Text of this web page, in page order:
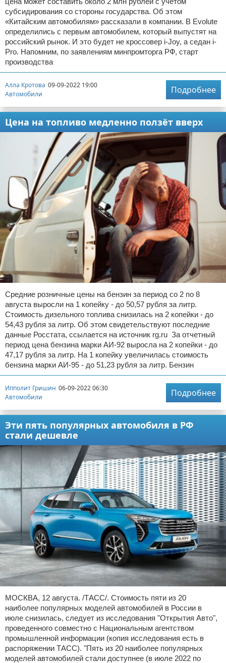
субсидирования со стороны государства. Об этом
«Китайским автомобилям» рассказали в компании. В Evolute
определились с первым автомобилем, который выпустят на
российский рынок. И это будет не кроссовер i-Joy, а седан i-
Pro. Напомним, по заявлениям минпромторга РФ, старт
производства
Алла Кротова 09-09-2022 19:00
Автомобили
Подробнее
Цена на топливо медленно ползёт вверх
Средние розничные цены на бензин за период со 2 по 8
августа выросли на 1 копейку - до 50,57 рубля за литр.
Стоимость дизельного топлива снизилась на 2 копейки - до
54,43 рубля за литр. Об этом свидетельствуют последние
данные Росстата, ссылается на источник rg.ru За отчетный
период цена бензина марки АИ-92 выросла на 2 копейки - до
47,17 рубля за литр. На 1 копейку увеличилась стоимость
бензина марки АИ-95 - до 51,23 рубля за литр. Бензин
Ипполит Гришин 06-09-2022 06:30
Автомобили
Подробнее
Эти пять популярных автомобиля в РФ
стали дешевле
МОСКВА, 12 августа. /ТАСС/. Стоимость пяти из 20
наиболее популярных моделей автомобилей в России в
июле снизилась, следует из исследования "Открытия Авто",
проведенного совместно с Национальным агентством
промышленной информации (копия исследования есть в
распоряжении ТАСС). "Пять из 20 наиболее популярных
моделей автомобилей стали доступнее (в июле 2022 по